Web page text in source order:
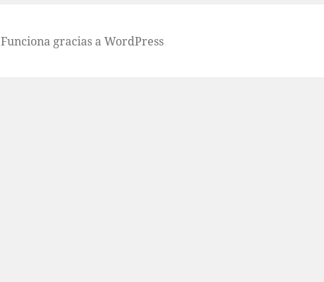
Funciona gracias a WordPress